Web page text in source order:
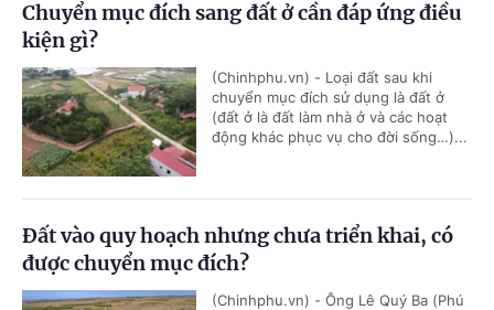
Chuyển mục đích sang đất ở cần đáp ứng điều
kiện gì?
(Chinhphu.vn) - Loại đất sau khi
chuyển mục đích sử dụng là đất ở
(đất ở là đất làm nhà ở và các hoạt
động khác phục vụ cho đời sống…)...
Đất vào quy hoạch nhưng chưa triển khai, có
được chuyển mục đích?
(Chinhphu.vn) - Ông Lê Quý Ba (Phú